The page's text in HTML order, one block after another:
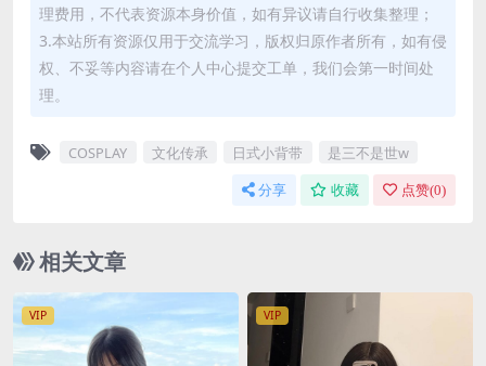
理费用，不代表资源本身价值，如有异议请自行收集整理；
3.本站所有资源仅用于交流学习，版权归原作者所有，如有侵
权、不妥等内容请在个人中心提交工单，我们会第一时间处
理。
COSPLAY 文化传承 日式小背带 是三不是世w
分享 收藏 点赞(0)
相关文章
VIP VIP